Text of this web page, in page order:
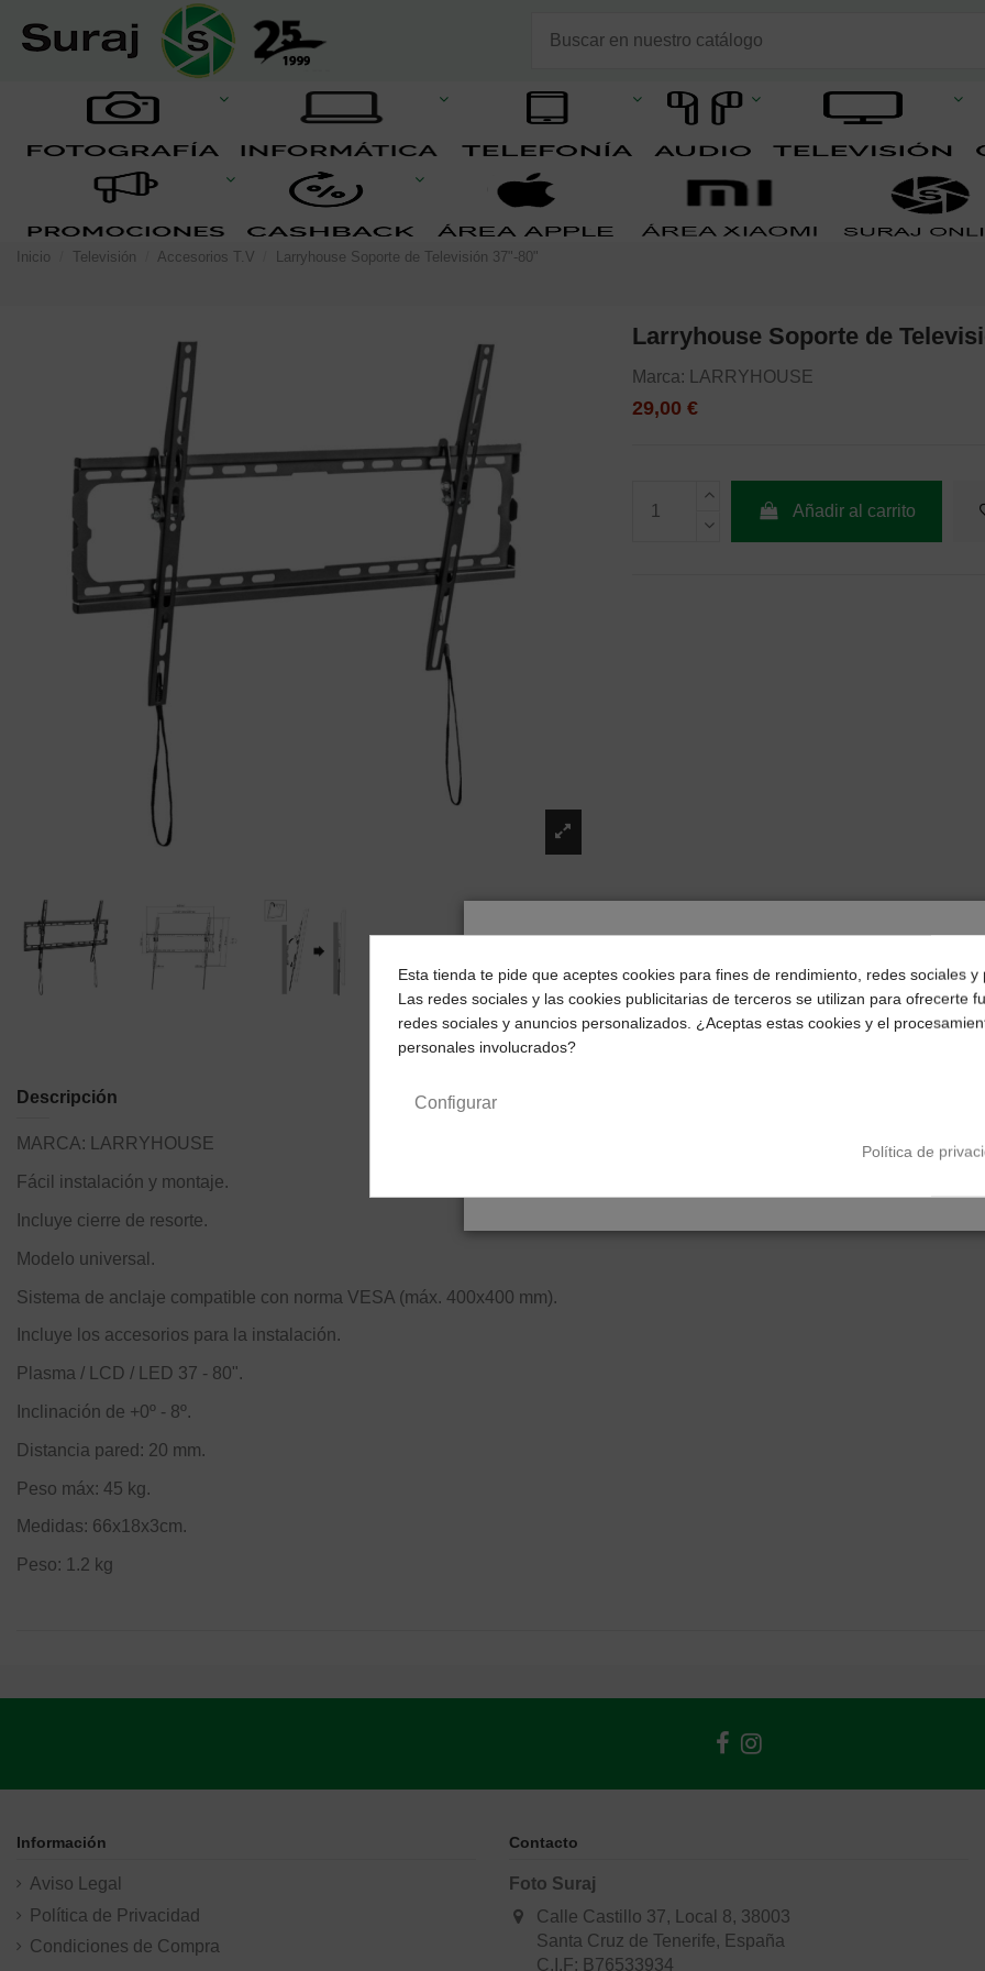
Inicio Televisión Accesorios T.V Larryhouse Soporte de Televisión 37"-80"
Larryhouse Soporte de
Marca: LARRYHOUSE
29,00 €
Añadir al carrito
Descripción
MARCA: LARRYHOUSE
Fácil instalación y montaje.
Incluye cierre de resorte.
Modelo universal.
Sistema de anclaje compatible con norma VESA (máx. 400x400 mm).
Incluye los accesorios para la instalación.
Plasma / LCD / LED 37 - 80".
Inclinación de +0º - 8º.
Distancia pared: 20 mm.
Peso máx: 45 kg.
Medidas: 66x18x3cm.
Peso: 1.2 kg
Información
Aviso Legal
Política de Privacidad
Condiciones de Compra
Contacto
Foto Suraj
Calle Castillo 37, Local 8, 38003
Santa Cruz de Tenerife, España
C.I.F: B76533934
¿Dónde deseas recibir tu pedido?
Selecciona tu ubicación para mostrarte los precios e
impuestos correctos para tu región.
Esta tienda te pide que aceptes cookies para fines de rendimiento, redes sociales y
Las redes sociales y las cookies publicitarias de terceros se utilizan para ofrecerte
redes sociales y anuncios personalizados. ¿Aceptas estas cookies y el
personales involucrados?
Configurar
Política de